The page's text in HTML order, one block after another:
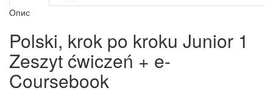
Опис
Polski, krok po kroku Junior 1
Zeszyt ćwiczeń + e-
Coursebook